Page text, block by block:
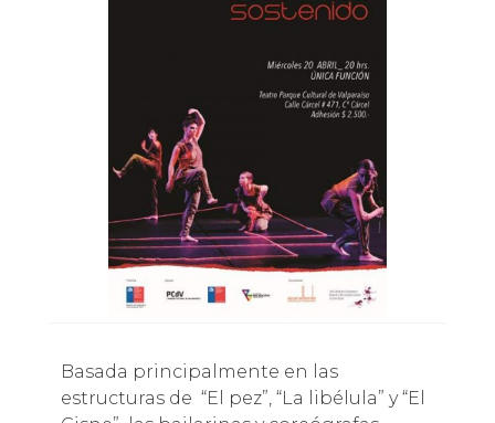
Basada principalmente en las
estructuras de “El pez”, “La libélula” y “El